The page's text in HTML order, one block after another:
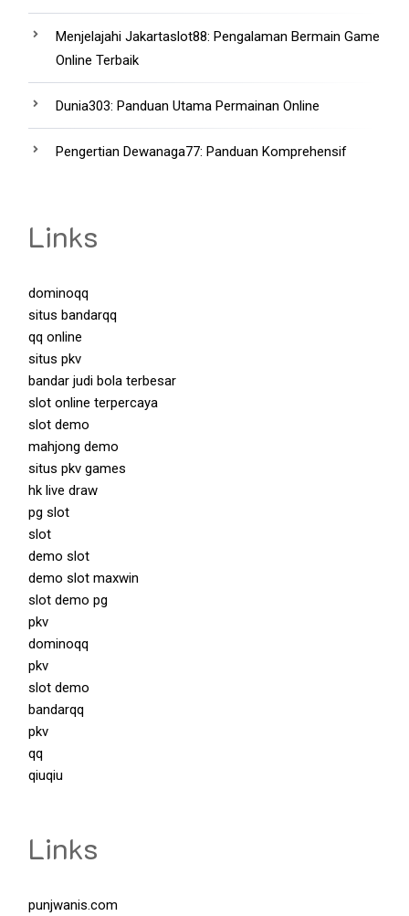
Menjelajahi Jakartaslot88: Pengalaman Bermain Game
Online Terbaik
Dunia303: Panduan Utama Permainan Online
Pengertian Dewanaga77: Panduan Komprehensif
Links
dominoqq
situs bandarqq
qq online
situs pkv
bandar judi bola terbesar
slot online terpercaya
slot demo
mahjong demo
situs pkv games
hk live draw
pg slot
slot
demo slot
demo slot maxwin
slot demo pg
pkv
dominoqq
pkv
slot demo
bandarqq
pkv
qq
qiuqiu
Links
punjwanis.com